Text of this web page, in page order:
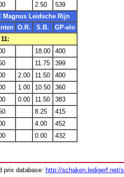
2.50
539
Magnus Leidsche Rijn
O.R. S.B.
GP-elo
18.00
400
11.75
399
2.00 11.50
400
1.00 10.50
360
0.00 11.50
383
8.25
415
4.00
452
0.00 432
prix database: http://schaken.ledigerf.net/